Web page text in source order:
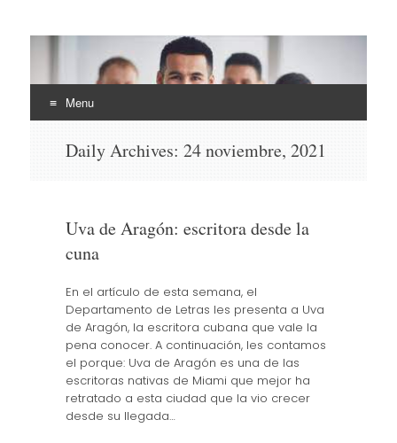
EHLI
UNINTER
Menu
Daily Archives: 24 noviembre, 2021
Uva de Aragón: escritora desde la
cuna
En el artículo de esta semana, el
Departamento de Letras les presenta a Uva
de Aragón, la escritora cubana que vale la
pena conocer. A continuación, les contamos
el porque: Uva de Aragón es una de las
escritoras nativas de Miami que mejor ha
retratado a esta ciudad que la vio crecer
desde su llegada…